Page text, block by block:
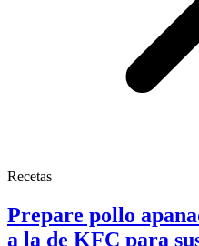
Recetas
Prepare pollo
a la de KFC para